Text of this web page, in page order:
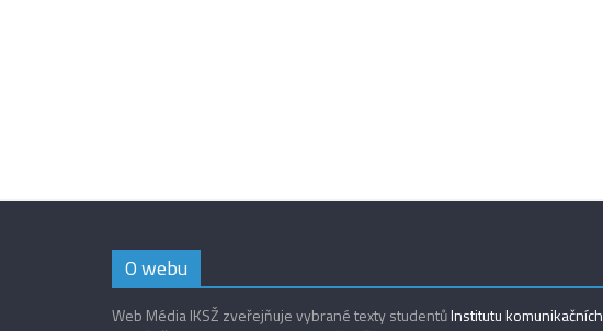
O webu
Web Média IKSŽ zveřejňuje vybrané texty studentůInstitutu komunikačních